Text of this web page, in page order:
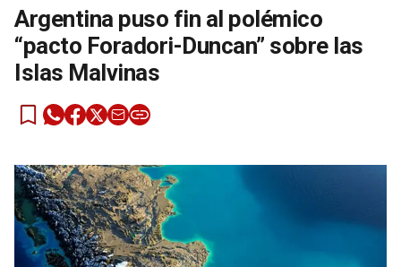
Argentina puso fin al polémico
“pacto Foradori-Duncan” sobre las
Islas Malvinas